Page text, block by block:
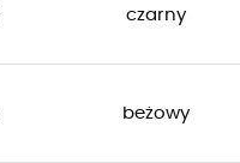
czarny
beżowy